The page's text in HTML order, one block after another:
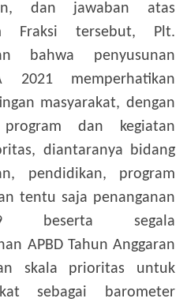
dan jawaban atas
Fraksi tersebut, Plt.
bahwa penyusunan
2021 memperhatikan
masyarakat, dengan
dan kegiatan
diantaranya bidang
pendidikan, program
tentu saja penanganan
beserta segala
APBD Tahun Anggaran
skala prioritas untuk
sebagai barometer